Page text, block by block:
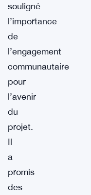
souligné
l’importance
de
l’engagement
communautaire
pour
l’avenir
du
projet.
Il
a
promis
des